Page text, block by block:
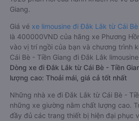
Giang.
Giá vé xe limousine đi Đắk Lắk từ Cái
là 400000VND của hãng xe Phương
vào vị trí ngồi của bạn và chương trình
Cái Bè - Tiền Giang đi Đắk Lắk
Dòng xe đi Đắk Lắk từ Cái Bè - Tiền
lượng cao: Thoải mái, giá cả tốt nhất
Những nhà xe đi Đắk Lắk từ Cái Bè -
những xe giường nằm chất lượng cao.
đầy đủ các trang thiết bị hiện đại phục